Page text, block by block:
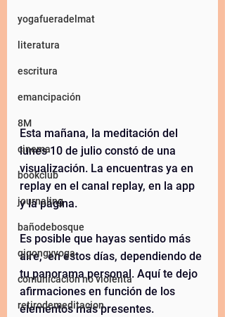
yogafueradelmat
literatura
escritura
emancipación
8M
cinema
bookclub
journaling
bañodebosque
qigongyyoga
comunicación no violenta
retirodemeditacion
Esta mañana, la meditación del
lunes 10 de julio constó de una
visualización. La encuentras ya en
replay en el canal replay, en la app
y la página.
Es posible que hayas sentido más
aire,  en estos días, dependiendo de
tu panorama personal. Aquí te dejo
afirmaciones en función de los
elementos más presentes.